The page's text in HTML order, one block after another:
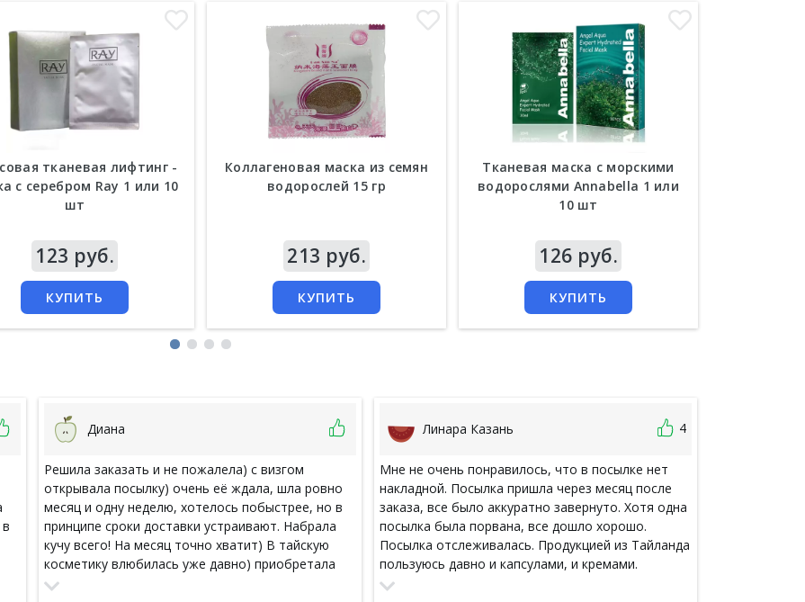
тканевая лифтинг -
с серебром Ray 1 или 10
шт
123 руб.
КУПИТЬ
Коллагеновая маска из семян
водорослей 15 гр
213 руб.
КУПИТЬ
Тканевая маска с морскими
водорослями Annabella 1 или
10 шт
126 руб.
КУПИТЬ
Диана
Решила заказать и не пожалела) с визгом
открывала посылку) очень её ждала, шла ровно
месяц и одну неделю, хотелось побыстрее, но в
принципе сроки доставки устраивают. Набрала
кучу всего! На месяц точно хватит) В тайскую
косметику влюбилась уже давно) приобретала
раньше в родном городе, но это довольно
Линара Казань 4
Мне не очень понравилось, что в посылке нет
накладной. Посылка пришла через месяц после
заказа, все было аккуратно завернуто. Хотя одна
посылка была порвана, все дошло хорошо.
Посылка отслеживалась. Продукцией из Тайланда
пользуюсь давно и капсулами, и кремами.
Спасибо магазину за подарочек маску для волос,